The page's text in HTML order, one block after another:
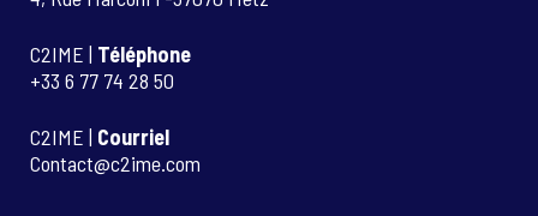
C2IME | Téléphone
+33 6 77 74 28 50
C2IME | Courriel
Contact@c2ime.com